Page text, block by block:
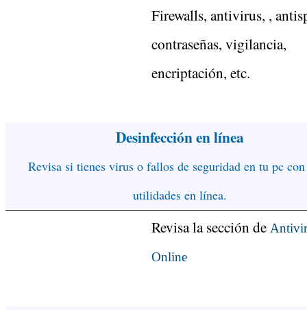
Firewalls, antivirus, ,
contraseñas, vigilancia,
encriptación, etc.
Desinfección en línea
Revisa si tienes virus o fallos de seguridad en tu pc con
utilidades en línea.
Revisa la sección de
Online